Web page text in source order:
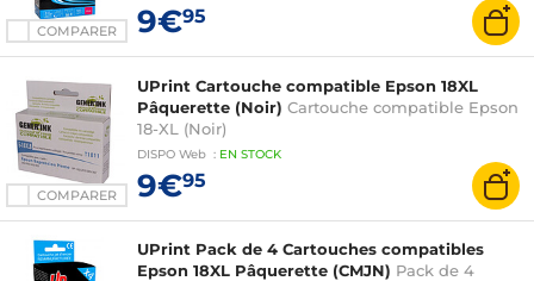
COMPARER 9€95
COMPARER
UPrint Cartouche compatible Epson 18XL
Pâquerette (Noir) Cartouche compatible Epson
18-XL (Noir)
DISPO Web : EN STOCK
9€95
UPrint Pack de 4 Cartouches compatibles
Epson 18XL Pâquerette (CMJN) Pack de 4